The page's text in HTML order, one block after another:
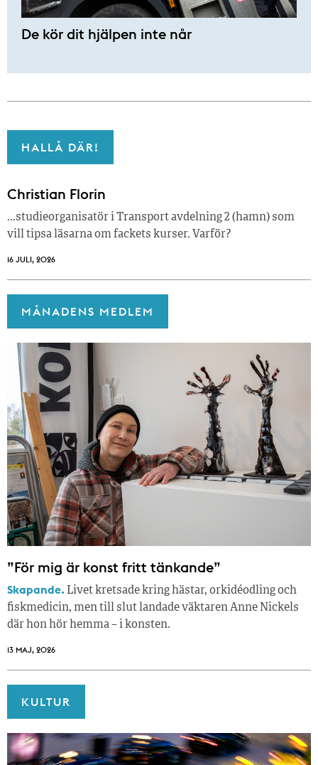
De kör dit hjälpen inte når
HALLÅ DÄR!
Christian Florin
…studieorganisatör i Transport avdelning 2 (hamn) som
vill tipsa läsarna om fackets kurser. Varför?
16 JULI, 2026
MÅNADENS MEDLEM
”För mig är konst fritt tänkande”
Skapande. Livet kretsade kring hästar, orkidéodling och
fiskmedicin, men till slut landade väktaren Anne Nickels
där hon hör hemma – i konsten.
13 MAJ, 2026
KULTUR